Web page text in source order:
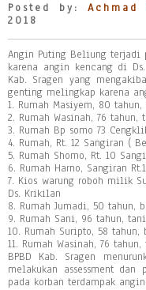
Posted by:
2018
Angin Puting Beliung terjadi
karena angin kencang di
Kab. Sragen yang
genting melingkap karena
1. Rumah Masiyem, 80
2. Rumah Wasinah, 76 tahun,
3. Rumah Bp somo 73
4. Rumah, Rt. 12 Sangiran (
5. Rumah Shomo, Rt. 10
6. Rumah Harno, Sangiran
7. Kios warung roboh milik
Ds. Krikilan
8. Rumah Jumadi, 50 tahun,
9. Rumah Sani, 96 tahun,
10. Rumah Suripto, 58
11. Rumah Wasinah, 76
BPBD Kab. Sragen
melakukan assessment
pada korban terdampak